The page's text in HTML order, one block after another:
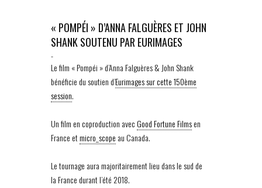
« POMPÉI » D’ANNA FALGUÈRES ET JOHN
SHANK SOUTENU PAR EURIMAGES
-
Le film « Pompéi » d’Anna Falguères & John Shank
bénéficie du soutien d’Eurimages sur cette 150ème
session.
Un film en coproduction avecGood Fortune Filmsen
France etmicro_scope au Canada.
Le tournage aura majoritairement lieu dans le sud de
la France durant l’été 2018.